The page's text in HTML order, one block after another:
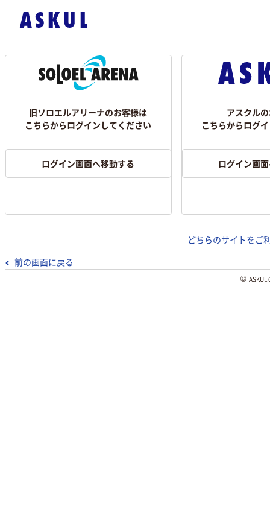
旧ソロエルアリーナのお客様は
こちらからログインしてください
ログイン画面へ移動する
アスクル
こちらからログ
ログイン画
どちらのサイトをご
前の画面に戻る
©